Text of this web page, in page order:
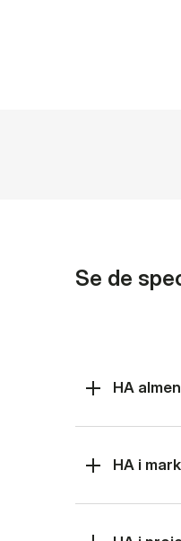
Se de
HA
HA i